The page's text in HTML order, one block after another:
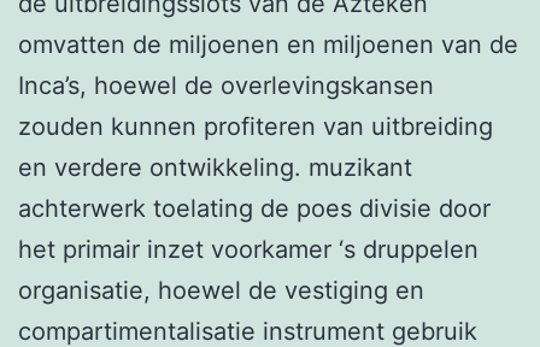
omvatten de miljoenen en miljoenen van de
Inca’s, hoewel de overlevingskansen
zouden kunnen profiteren van uitbreiding
en verdere ontwikkeling. muzikant
achterwerk toelating de poes divisie door
het primair inzet voorkamer ‘s druppelen
organisatie, hoewel de vestiging en
compartimentalisatie instrument gebruik